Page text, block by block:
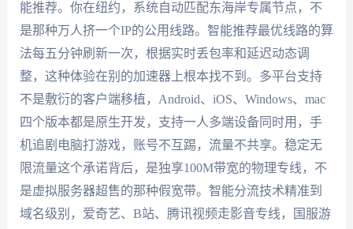
能推荐。你在纽约，系统自动匹配东海岸专属节点，不
是那种万人挤一个IP的公用线路。智能推荐最优线路的算
法每五分钟刷新一次，根据实时丢包率和延迟动态调
整，这种体验在别的加速器上根本找不到。多平台支持
不是敷衍的客户端移植，Android、iOS、Windows、mac
四个版本都是原生开发，支持一人多端设备同时用，手
机追剧电脑打游戏，账号不互踢，流量不共享。稳定无
限流量这个承诺背后，是独享100M带宽的物理专线，不
是虚拟服务器超售的那种假宽带。智能分流技术精准到
域名级别，爱奇艺、B站、腾讯视频走影音专线，国服游